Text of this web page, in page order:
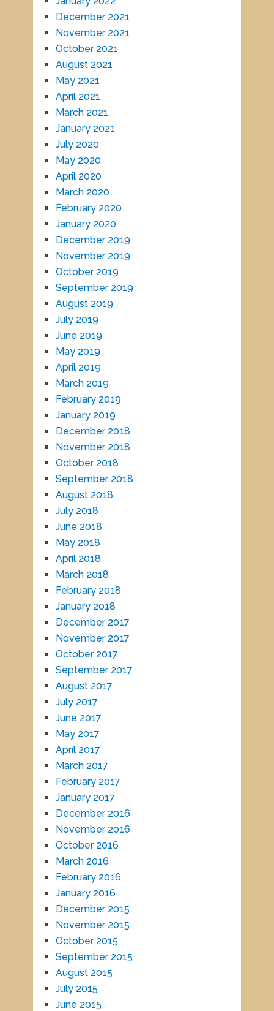
December 2021
November 2021
October 2021
August 2021
May 2021
April 2021
March 2021
January 2021
July 2020
May 2020
April 2020
March 2020
February 2020
January 2020
December 2019
November 2019
October 2019
September 2019
August 2019
July 2019
June 2019
May 2019
April 2019
March 2019
February 2019
January 2019
December 2018
November 2018
October 2018
September 2018
August 2018
July 2018
June 2018
May 2018
April 2018
March 2018
February 2018
January 2018
December 2017
November 2017
October 2017
September 2017
August 2017
July 2017
June 2017
May 2017
April 2017
March 2017
February 2017
January 2017
December 2016
November 2016
October 2016
March 2016
February 2016
January 2016
December 2015
November 2015
October 2015
September 2015
August 2015
July 2015
June 2015